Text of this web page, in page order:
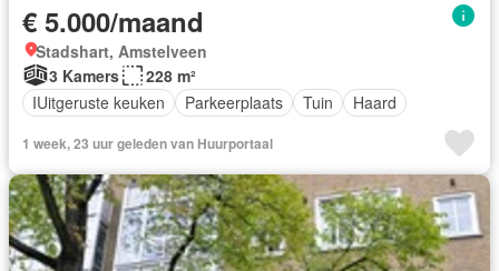
€ 5.000/maand
Stadshart, Amstelveen
3 Kamers
228 m²
IUitgeruste keuken
Parkeerplaats Tuin Haard
1 week, 23 uur geleden van Huurportaal